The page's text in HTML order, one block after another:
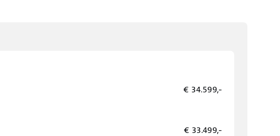
€ 34.599,-
€ 33.499,-